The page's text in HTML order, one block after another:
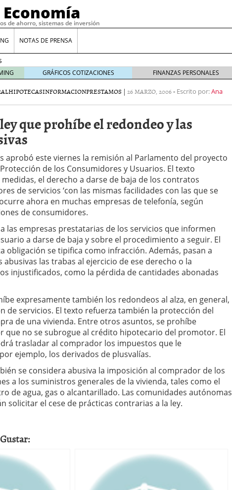
de ahorro, sistemas de inversión
NOTAS DE PRENSA
Costes vs Agilidad: ¿Por qué el Préstamo Promotor privado
rentabilidad? 12 de diciembre de 2025
intereses: Cómo aprovechar esta opción para gestionar tus
de noviembre de 2025
21 de noviembre de 2025
un software punto de venta? 3 de octubre de 2025
GRÁFICOS COTIZACIONES FINANZAS PERSONALES
HIPOTECASINFORMACIONPRESTAMOS | 26 MARZO, 2006- Escrito por:Ana
que prohíbe el redondeo y las
aprobó este viernes la remisión al Parlamento del proyecto
de los Consumidores y Usuarios. El texto
el derecho a darse de baja de los contratos
de servicios ‘con las mismas facilidades con las que se
ahora en muchas empresas de telefonía, según
de consumidores.
las empresas prestatarias de los servicios que informen
a darse de baja y sobre el procedimiento a seguir. El
obligación se tipifica como infracción. Además, pasan a
abusivas las trabas al ejercicio de ese derecho o la
injustificados, como la pérdida de cantidades abonadas
expresamente también los redondeos al alza, en general,
de servicios. El texto refuerza también la protección del
de una vivienda. Entre otros asuntos, se prohíbe
que no se subrogue al crédito hipotecario del promotor. El
trasladar al comprador los impuestos que le
ejemplo, los derivados de plusvalías.
se considera abusiva la imposición al comprador de los
a los suministros generales de la vivienda, tales como el
de agua, gas o alcantarillado. Las comunidades autónomas
solicitar el cese de prácticas contrarias a la ley.